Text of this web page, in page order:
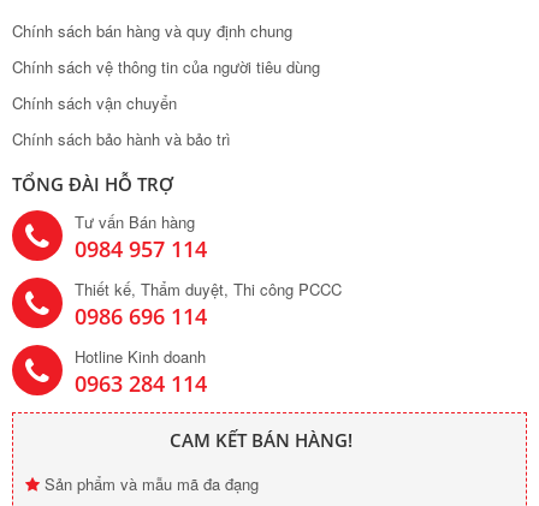
Chính sách bán hàng và quy định chung
Chính sách vệ thông tin của người tiêu dùng
Chính sách vận chuyển
Chính sách bảo hành và bảo trì
TỔNG ĐÀI HỖ TRỢ
Tư vấn Bán hàng
0984 957 114
Thiết kế, Thẩm duyệt, Thi công PCCC
0986 696 114
Hotline Kinh doanh
0963 284 114
CAM KẾT BÁN HÀNG!
Sản phẩm và mẫu mã đa đạng